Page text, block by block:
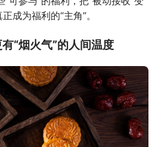
成为福利的“主角”。
“烟火气”的人间温度